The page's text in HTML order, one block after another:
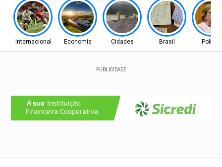
Internacional Economia Cidades Brasil Política
PUBLICIDADE